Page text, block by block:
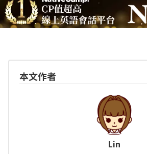
本文作者
Lin